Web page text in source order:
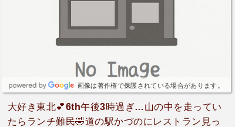
画像は著作権で保護されている場合があります。
大好き東北💕6th午後3時過ぎ…山の中を走ってい
たらランチ難民🤣道の駅かづのにレストラン見っ